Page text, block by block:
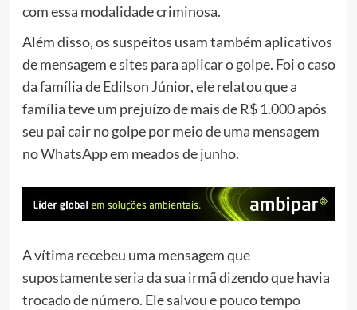
com essa modalidade criminosa.
Além disso, os suspeitos usam também aplicativos
de mensagem e sites para aplicar o golpe. Foi o caso
da família de Edilson Júnior, ele relatou que a
família teve um prejuízo de mais de R$ 1.000 após
seu pai cair no golpe por meio de uma mensagem
no WhatsApp em meados de junho.
A vítima recebeu uma mensagem que
supostamente seria da sua irmã dizendo que havia
trocado de número. Ele salvou e pouco tempo